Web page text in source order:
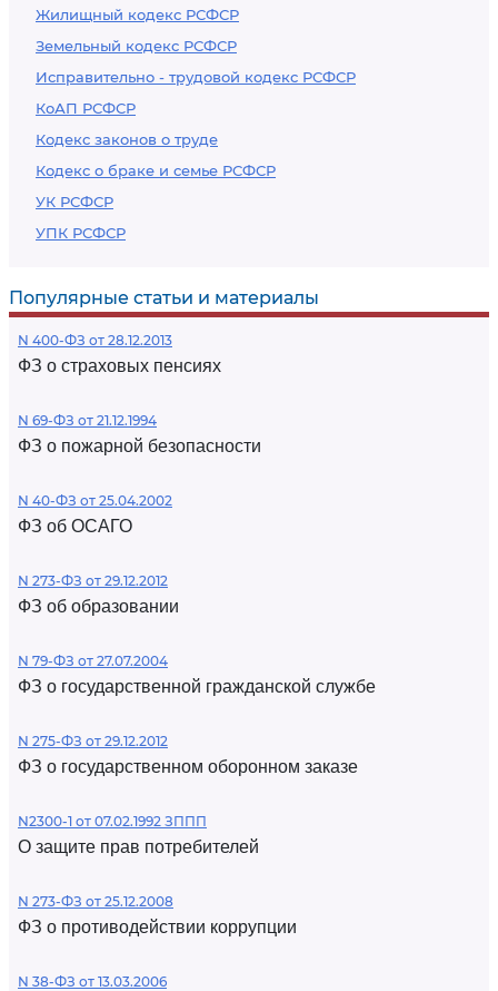
Жилищный кодекс РСФСР
Земельный кодекс РСФСР
Исправительно - трудовой кодекс РСФСР
КоАП РСФСР
Кодекс законов о труде
Кодекс о браке и семье РСФСР
УК РСФСР
УПК РСФСР
Популярные статьи и материалы
N 400-ФЗ от 28.12.2013
ФЗ о страховых пенсиях
N 69-ФЗ от 21.12.1994
ФЗ о пожарной безопасности
N 40-ФЗ от 25.04.2002
ФЗ об ОСАГО
N 273-ФЗ от 29.12.2012
ФЗ об образовании
N 79-ФЗ от 27.07.2004
ФЗ о государственной гражданской службе
N 275-ФЗ от 29.12.2012
ФЗ о государственном оборонном заказе
N2300-1 от 07.02.1992 ЗППП
О защите прав потребителей
N 273-ФЗ от 25.12.2008
ФЗ о противодействии коррупции
N 38-ФЗ от 13.03.2006